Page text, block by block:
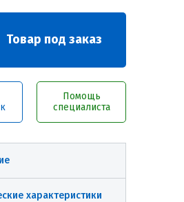
Товар под заказ
Помощь
специалиста
характеристики